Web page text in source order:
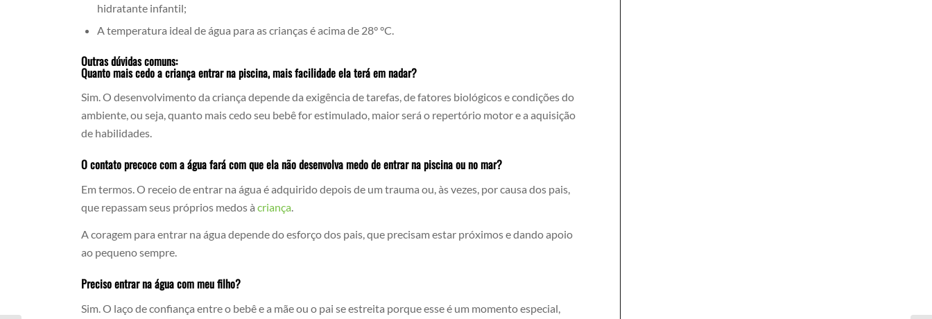
hidratante infantil;
A temperatura ideal de água para as crianças é acima de 28° °C.
Outras dúvidas comuns:
Quanto mais cedo a criança entrar na piscina, mais facilidade ela terá em nadar?
Sim. O desenvolvimento da criança depende da exigência de tarefas, de fatores biológicos e condições do
ambiente, ou seja, quanto mais cedo seu bebê for estimulado, maior será o repertório motor e a aquisição
de habilidades.
O contato precoce com a água fará com que ela não desenvolva medo de entrar na piscina ou no mar?
Em termos. O receio de entrar na água é adquirido depois de um trauma ou, às vezes, por causa dos pais,
que repassam seus próprios medos àcriança.
A coragem para entrar na água depende do esforço dos pais, que precisam estar próximos e dando apoio
ao pequeno sempre.
Preciso entrar na água com meu filho?
Sim. O laço de confiança entre o bebê e a mãe ou o pai se estreita porque esse é um momento especial,